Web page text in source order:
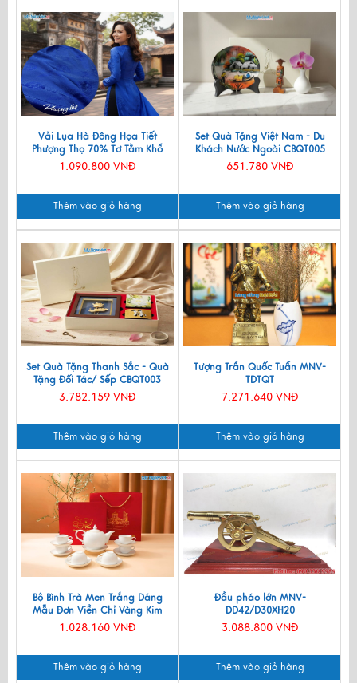
Vải Lụa Hà Đông Họa Tiết
Phượng Thọ 70% Tơ Tằm Khổ
90cm MNV-LNL131
1.090.800 VNĐ
Thêm vào giỏ hàng
Set Quà Tặng Việt Nam - Du
Khách Nước Ngoài CBQT005
651.780 VNĐ
Thêm vào giỏ hàng
Set Quà Tặng Thanh Sắc - Quà
Tặng Đối Tác/ Sếp CBQT003
3.782.159 VNĐ
Thêm vào giỏ hàng
Tượng Trần Quốc Tuấn MNV-
TDTQT
7.271.640 VNĐ
Thêm vào giỏ hàng
Bộ Bình Trà Men Trắng Dáng
Mẫu Đơn Viền Chỉ Vàng Kim
550ml BT001-7.2
1.028.160 VNĐ
Thêm vào giỏ hàng
Đầu pháo lớn MNV-
DD42/D30XH20
3.088.800 VNĐ
Thêm vào giỏ hàng